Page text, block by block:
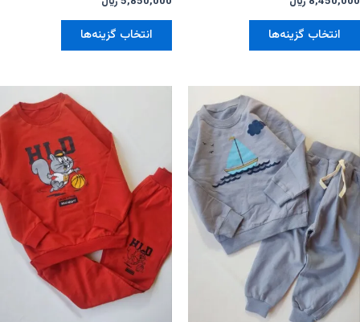
از
انتخاب گزینه‌ها
این
مختلفی
می
باشد.
گزینه
ها
ممکن
است
در
صفحه
محصول
انتخاب
شوند
از
انتخاب گزینه‌ها
این
مختلفی
می
باشد.
گزینه
ها
ممکن
است
در
صفحه
محصول
انتخاب